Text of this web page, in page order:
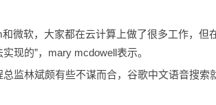
微软，大家都在云计算上做了很多工作，但
现的”，mary mcdowell表示。
监林斌颇有些不谋而合，谷歌中文语音搜索